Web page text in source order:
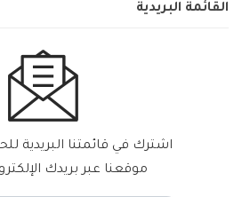
القائمة البريدية
اشترك في قائمتنا البريدية
موقعنا عبر بريدك